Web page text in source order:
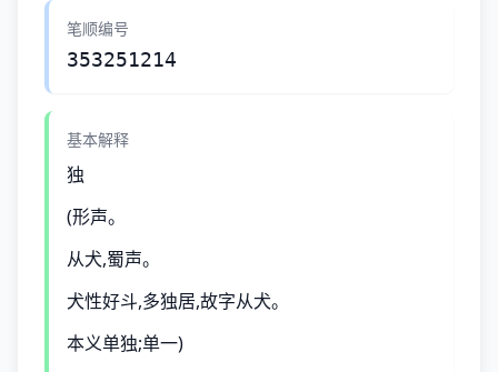
笔顺编号
353251214
基本解释
独
(形声。
从犬,蜀声。
犬性好斗,多独居,故字从犬。
本义单独;单一)